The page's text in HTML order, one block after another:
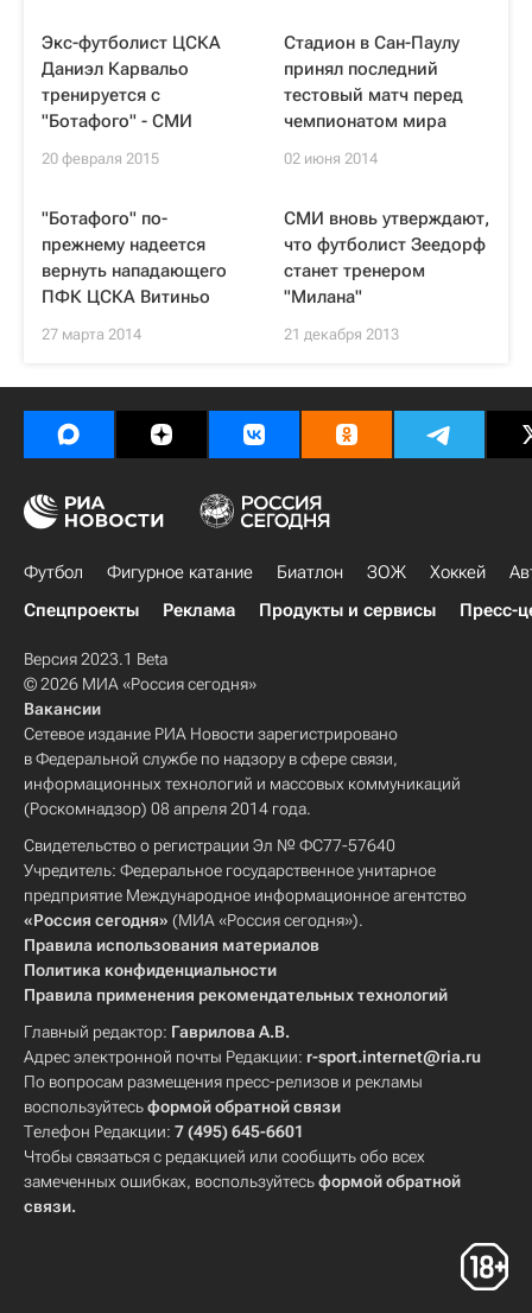
Экс-футболист ЦСКА
Даниэл Карвальо
тренируется с
"Ботафого" - СМИ
20 февраля 2015
Стадион в Сан-Паулу
принял последний
тестовый матч перед
чемпионатом мира
02 июня 2014
"Ботафого" по-
прежнему надеется
вернуть нападающего
ПФК ЦСКА Витиньо
27 марта 2014
СМИ вновь утверждают,
что футболист Зеедорф
станет тренером
"Милана"
21 декабря 2013
Футбол Фигурное катание Биатлон ЗОЖ Хоккей
Спецпроекты
Реклама Продукты и сервисы Пресс-
Версия 2023.1 Beta
© 2026 МИА «Россия сегодня»
Вакансии
Сетевое издание РИА Новости зарегистрировано
в Федеральной службе по надзору в сфере связи,
информационных технологий и массовых коммуникаций
(Роскомнадзор) 08 апреля 2014 года.
Свидетельство о регистрации Эл № ФС77-57640
Учредитель: Федеральное государственное унитарное
предприятие Международное информационное агентство
«Россия сегодня» (МИА «Россия сегодня»).
Правила использования материалов
Политика конфиденциальности
Правила применения рекомендательных технологий
Главный редактор: Гаврилова А.В.
Адрес электронной почты Редакции: r-sport.internet@ria.ru
По вопросам размещения пресс-релизов и рекламы
воспользуйтесьформой обратной связи
Телефон Редакции: 7 (495) 645-6601
Чтобы связаться с редакцией или сообщить обо всех
замеченных ошибках, воспользуйтесьформой обратной
связи.